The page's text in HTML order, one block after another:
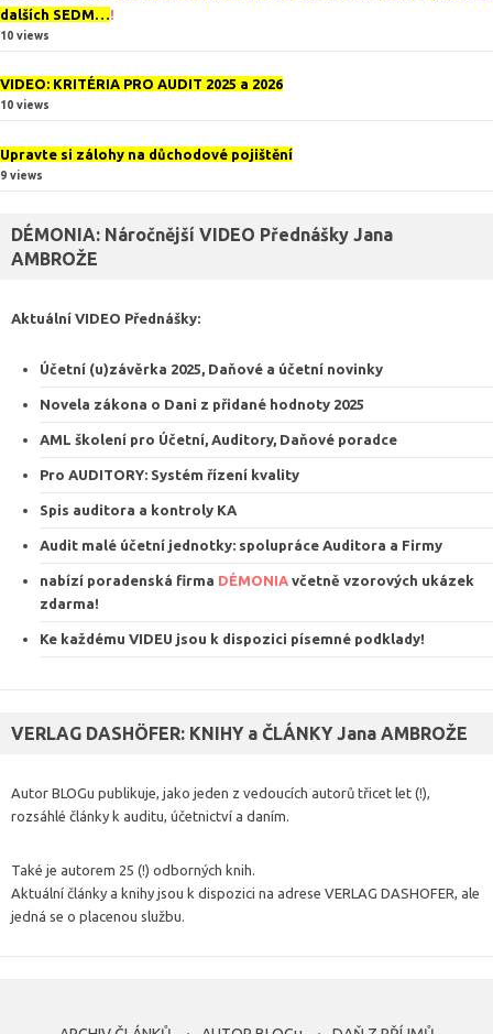
dalších SEDM… !
10 views
VIDEO: KRITÉRIA PRO AUDIT 2025 a 2026
10 views
Upravte si zálohy na důchodové pojištění
9 views
DÉMONIA: Náročnější VIDEO Přednášky Jana
AMBROŽE
Aktuální VIDEO Přednášky:
Účetní (u)závěrka 2025, Daňové a účetní novinky
Novela zákona o Dani z přidané hodnoty 2025
AML školení pro Účetní, Auditory, Daňové poradce
Pro AUDITORY: Systém řízení kvality
Spis auditora a kontroly KA
Audit malé účetní jednotky: spolupráce Auditora a Firmy
nabízí poradenská firma DÉMONIA včetně vzorových ukázek
zdarma!
Ke každému VIDEU jsou k dispozici písemné podklady!
VERLAG DASHÖFER: KNIHY a ČLÁNKY Jana AMBROŽE
Autor BLOGu publikuje, jako jeden z vedoucích autorů třicet let (!),
rozsáhlé články k auditu, účetnictví a daním.
Také je autorem 25 (!) odborných knih.
Aktuální články a knihy jsou k dispozici na adrese VERLAG DASHOFER, ale
jedná se o placenou službu.